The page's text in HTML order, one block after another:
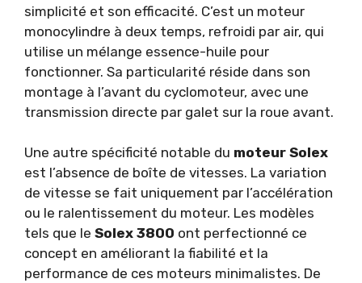
simplicité et son efficacité. C’est un moteur
monocylindre à deux temps, refroidi par air, qui
utilise un mélange essence-huile pour
fonctionner. Sa particularité réside dans son
montage à l’avant du cyclomoteur, avec une
transmission directe par galet sur la roue avant.
Une autre spécificité notable du moteur Solex
est l’absence de boîte de vitesses. La variation
de vitesse se fait uniquement par l’accélération
ou le ralentissement du moteur. Les modèles
tels que le Solex 3800 ont perfectionné ce
concept en améliorant la fiabilité et la
performance de ces moteurs minimalistes. De